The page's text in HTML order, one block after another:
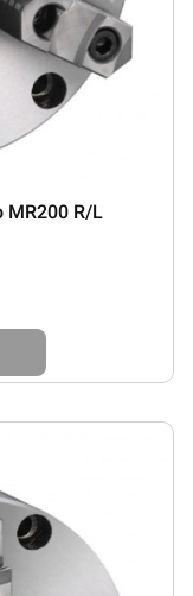
MR200 R/L